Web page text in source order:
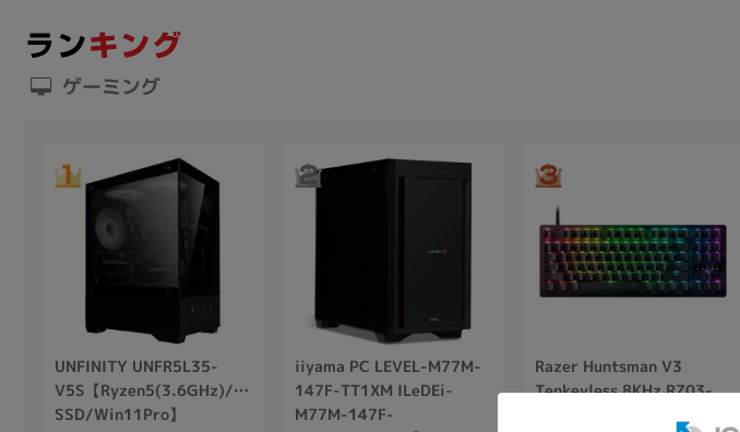
ゲーミング
UNFINITY UNFR5L35-
V5S【Ryzen5(3.6GHz)/16GB/512GB
SSD/Win11Pro】
iiyama PC LEVEL-M77M-
147F-TT1XM ILeDEi-
M77M-147F-
Razer Huntsman V3
Tenkeyless 8KHz RZ03-